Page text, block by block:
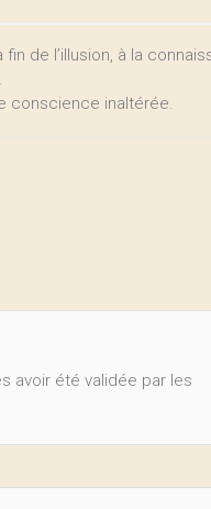
de l’illusion, à la
conscience inaltérée.
avoir été validée par les